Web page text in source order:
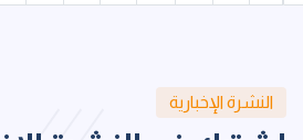
النشرة الإخبارية